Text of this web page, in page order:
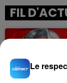
FIL
Le